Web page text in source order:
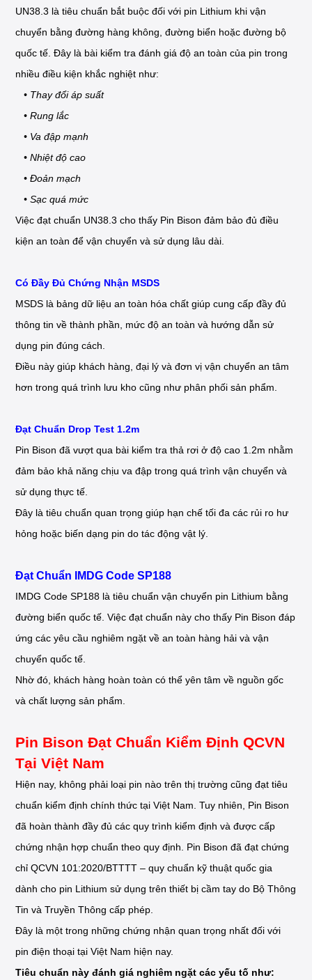
UN38.3 là tiêu chuẩn bắt buộc đối với pin Lithium khi vận
chuyển bằng đường hàng không, đường biển hoặc đường bộ
quốc tế. Đây là bài kiểm tra đánh giá độ an toàn của pin trong
nhiều điều kiện khắc nghiệt như:
• Thay đổi áp suất
• Rung lắc
• Va đập mạnh
• Nhiệt độ cao
• Đoản mạch
• Sạc quá mức
Việc đạt chuẩn UN38.3 cho thấy Pin Bison đảm bảo đủ điều
kiện an toàn để vận chuyển và sử dụng lâu dài.
Có Đầy Đủ Chứng Nhận MSDS
MSDS là bảng dữ liệu an toàn hóa chất giúp cung cấp đầy đủ
thông tin về thành phần, mức độ an toàn và hướng dẫn sử
dụng pin đúng cách.
Điều này giúp khách hàng, đại lý và đơn vị vận chuyển an tâm
hơn trong quá trình lưu kho cũng như phân phối sản phẩm.
Đạt Chuẩn Drop Test 1.2m
Pin Bison đã vượt qua bài kiểm tra thả rơi ở độ cao 1.2m nhằm
đảm bảo khả năng chịu va đập trong quá trình vận chuyển và
sử dụng thực tế.
Đây là tiêu chuẩn quan trọng giúp hạn chế tối đa các rủi ro hư
hỏng hoặc biến dạng pin do tác động vật lý.
Đạt Chuẩn IMDG Code SP188
IMDG Code SP188 là tiêu chuẩn vận chuyển pin Lithium bằng
đường biển quốc tế. Việc đạt chuẩn này cho thấy Pin Bison đáp
ứng các yêu cầu nghiêm ngặt về an toàn hàng hải và vận
chuyển quốc tế.
Nhờ đó, khách hàng hoàn toàn có thể yên tâm về nguồn gốc
và chất lượng sản phẩm.
Pin Bison Đạt Chuẩn Kiểm Định QCVN
Tại Việt Nam
Hiện nay, không phải loại pin nào trên thị trường cũng đạt tiêu
chuẩn kiểm định chính thức tại Việt Nam. Tuy nhiên, Pin Bison
đã hoàn thành đầy đủ các quy trình kiểm định và được cấp
chứng nhận hợp chuẩn theo quy định. Pin Bison đã đạt chứng
chỉ QCVN 101:2020/BTTTT – quy chuẩn kỹ thuật quốc gia
dành cho pin Lithium sử dụng trên thiết bị cầm tay do Bộ Thông
Tin và Truyền Thông cấp phép.
Đây là một trong những chứng nhận quan trọng nhất đối với
pin điện thoại tại Việt Nam hiện nay.
Tiêu chuẩn này đánh giá nghiêm ngặt các yếu tố như: